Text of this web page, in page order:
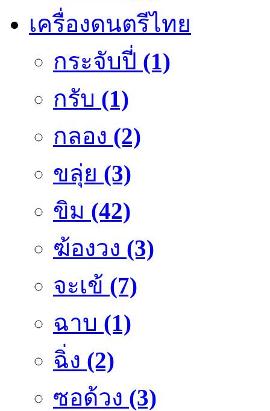
เครื่องดนตรีไทย
กระจับปี่ (1)
กรับ (1)
กลอง (2)
ขลุ่ย (3)
ขิม (42)
ฆ้องวง (3)
จะเข้ (7)
ฉาบ (1)
ฉิ่ง (2)
ซอด้วง (3)